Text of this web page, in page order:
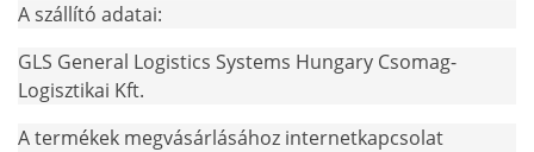
A szállító adatai:
GLS General Logistics Systems Hungary Csomag-
Logisztikai Kft.
A termékek megvásárlásához internetkapcsolat